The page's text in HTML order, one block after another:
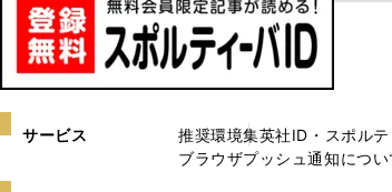
サービス 推奨環境集英社ID・スポル
ブラウザプッシュ通知につい